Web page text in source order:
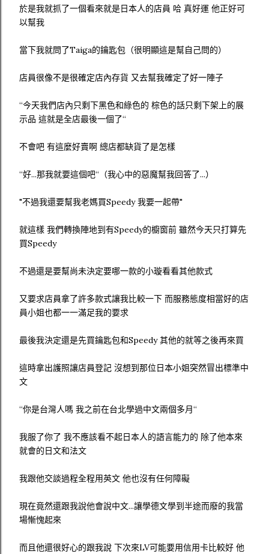
於是我就抓了一個看來就是日本人的店員 哈 真好運 他正好可
以幫我
當下我就問了Taiga的鑰匙包（很明顯這是幫自己問的）
店員很像不是很確定店內存貨 又去幫我確定了好一陣子
“今天我們店內只剩下黑色和綠色的 棕色的話只剩下架上的展
示品 這就是全店最後一個了“
不會吧 有這麼好賣啊 總店都缺貨了是怎樣
“好...那我就要這個吧“（我心中的惡魔幫我回答了...）
"不過我還要幫我老媽買Speedy 我要一起帶"
就這樣 我們轉換陣地到有Speedy的櫥窗前 雖然今天只打算先
買Speedy
不過還是要幫尚未決定要哪一款的小璇看看其他款式
又要求店員拿了許多款式讓我比較一下 而服務態度相當好的店
員小姐也都一一滿足我的要求
最後我決定還是先買鑰匙包和Speedy 其他的就等之後再來買
這時拿出護照讓店員登記 沒想到那位日本小姐突然冒出標準中
文
“你是台灣人嗎 我之前在台北學過中文兩個多月“
我服了你了 我不應該看不起日本人的語言能力的 除了他本來
就會的日文和法文
我跟他交談過程全程用英文 他也沒有任何障礙
現在竟然還跟我說他會說中文...讓學德文學到半途而廢的我當
場慚愧起來
而且他還很好心的跟我說 下次來LV可能要用信用卡比較好 他